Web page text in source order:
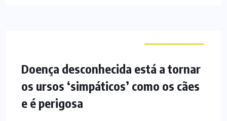
Doença desconhecida está a tornar
os ursos ‘simpáticos’ como os cães
e é perigosa